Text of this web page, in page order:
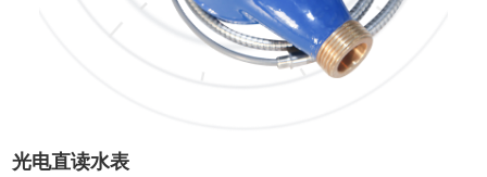
光电直读水表